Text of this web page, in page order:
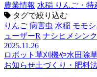
農業情報 水稲 りんご・特
タグで絞り込む
りんご 病害虫 水稲 モモ
ューザーR ナシヒメシン
2025.11.26
ロボット草刈機や水田除
お知らせ土づくり・肥料